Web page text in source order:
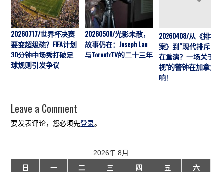
20260717/世界杯决赛
要变超级碗？FIFA计划
30分钟中场秀打破足
球规则引发争议
20260508/光影未散，
故事仍在：Joseph Lau
与TorontoTV的二十三年
20260408/从《排华
案》到“现代排斥”历
在重演？一场关于“
视”的警钟在加拿大
响！
Leave a Comment
要发表评论，您必须先登录。
2026年 8月
日
一 二 三 四 五 六